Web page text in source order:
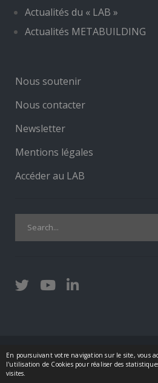
En poursuivant votre navigation sur le site, vous
l'utilisation de Cookies pour réaliser des
visites.
Actualités du « LAB »
Actualités METABUILDING
Nous soutenir
Nous contacter
Newsletter
Mentions légales
Accéder au LAB
for:
©2026 - Fonds de dotation